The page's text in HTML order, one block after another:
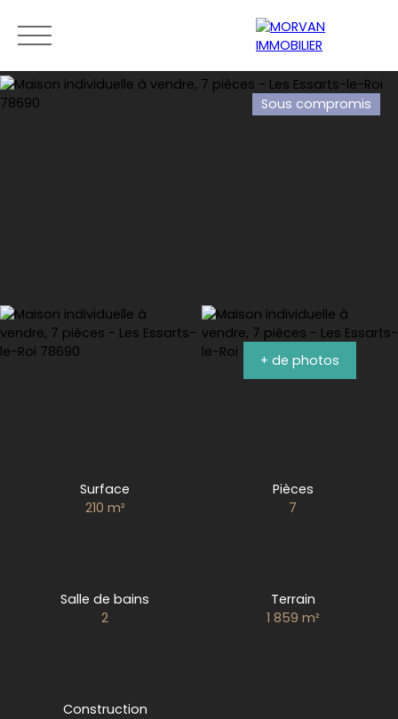
Sous compromis
+ de photos
Surface
210 m²
Pièces
7
Salle de bains
2
Terrain
1 859 m²
Construction